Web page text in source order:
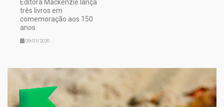
Editora Mackenzie lança
três livros em
comemoração aos 150
anos
09/01/2020